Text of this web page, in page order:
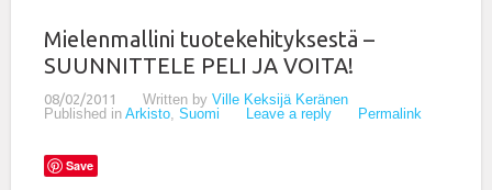
Mielenmallini tuotekehityksestä –
SUUNNITTELE PELI JA VOITA!
08/02/2011 Written by Ville Keksijä Keränen
Published in Arkisto, Suomi Leave a reply Permalink
Save